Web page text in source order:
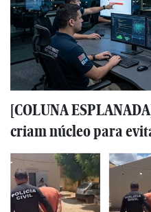
[COLUNA
criam núcleo para